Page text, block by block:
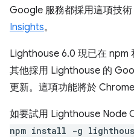
Google 服務都採用這項技
Insights。
Lighthouse 6.0 現已在 npm
其他採用 Lighthouse 的
更新。這項功能將於
如要試用 Lighthouse Node
npm install -g